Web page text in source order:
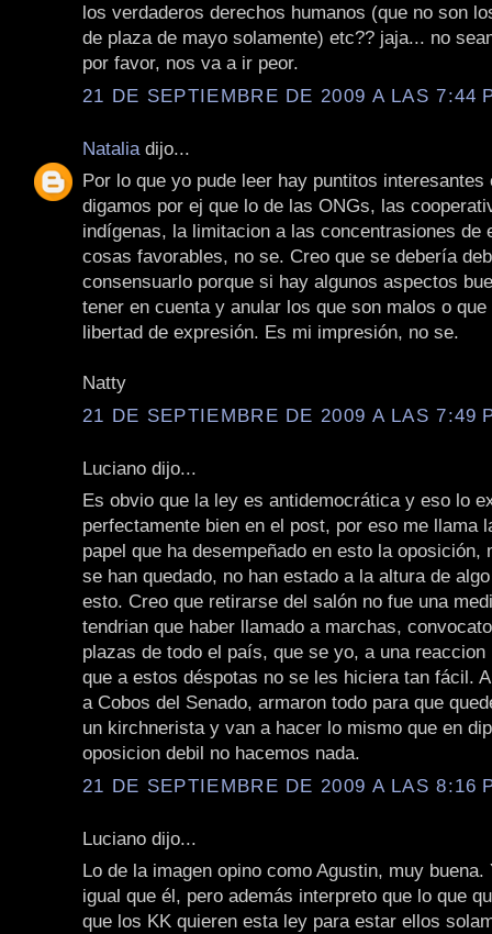
los verdaderos derechos humanos (que no son
de plaza de mayo solamente) etc?? jaja... no
por favor, nos va a ir peor.
21 DE SEPTIEMBRE DE 2009 A LAS 7:44
Natalia dijo...
Por lo que yo pude leer hay puntitos interesantes
digamos por ej que lo de las ONGs, las
indígenas, la limitacion a las concentrasiones de
cosas favorables, no se. Creo que se debería
consensuarlo porque si hay algunos aspectos
tener en cuenta y anular los que son malos o
libertad de expresión. Es mi impresión, no se.
Natty
21 DE SEPTIEMBRE DE 2009 A LAS 7:49
Luciano dijo...
Es obvio que la ley es antidemocrática y eso lo
perfectamente bien en el post, por eso me llama
papel que ha desempeñado en esto la oposición,
se han quedado, no han estado a la altura de
esto. Creo que retirarse del salón no fue una
tendrian que haber llamado a marchas,
plazas de todo el país, que se yo, a una reaccion
que a estos déspotas no se les hiciera tan fácil.
a Cobos del Senado, armaron todo para que
un kirchnerista y van a hacer lo mismo que en
oposicion debil no hacemos nada.
21 DE SEPTIEMBRE DE 2009 A LAS 8:16
Luciano dijo...
Lo de la imagen opino como Agustin, muy buena.
igual que él, pero además interpreto que lo que
que los KK quieren esta ley para estar ellos